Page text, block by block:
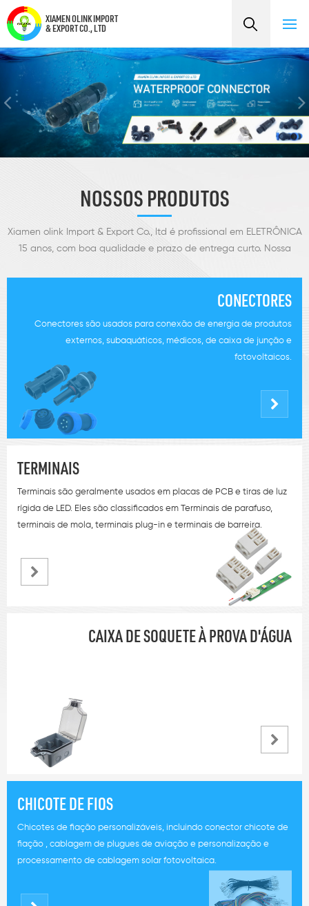
XIAMEN OLINK IMPORT
& EXPORT CO., LTD
NOSSOS PRODUTOS
Xiamen olink Import & Export Co., ltd é profissional em ELETRÔNICA
15 anos, com boa qualidade e prazo de entrega curto. Nossa
CONECTORES
Conectores são usados ​​para conexão de energia de produtos
externos, subaquáticos, médicos, de caixa de junção e
fotovoltaicos.
TERMINAIS
Terminais são geralmente usados ​​em placas de PCB e tiras de luz
rígida de LED. Eles são classificados em Terminais de parafuso,
terminais de mola, terminais plug-in e terminais de barreira.
CAIXA DE SOQUETE À PROVA D'ÁGUA
CHICOTE DE FIOS
Chicotes de fiação personalizáveis, incluindo conector chicote de
fiação , cablagem de plugues de aviação e personalização e
processamento de cablagem solar fotovoltaica.